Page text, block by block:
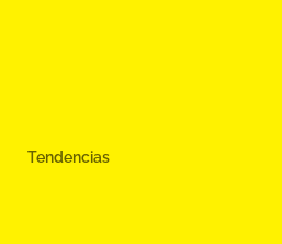
Tendencias